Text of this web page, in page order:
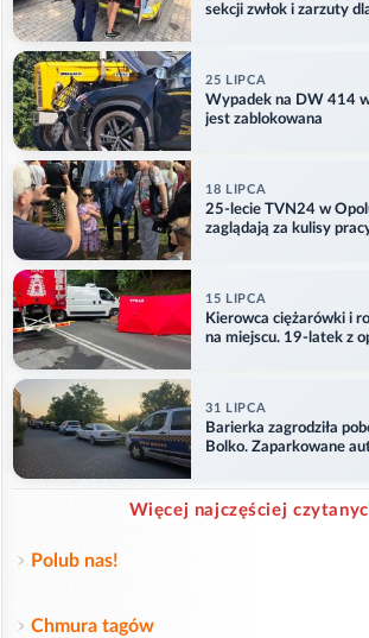
sekcji zwłok i zarzuty
25 LIPCA
Wypadek na DW 414
jest zablokowana
18 LIPCA
25-lecie TVN24 w
zaglądają za kulisy
15 LIPCA
Kierowca ciężarówki i
na miejscu. 19-latek z
31 LIPCA
Barierka zagrodziła
Bolko. Zaparkowane
Więcej najczęściej
Polub nas!
Chmura tagów